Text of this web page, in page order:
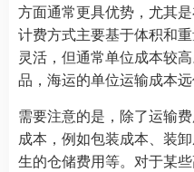
方面通常更具优势，尤其
计费方式主要基于体积和
灵活，但通常单位成本较
品，海运的单位运输成本远
需要注意的是，除了运输
成本，例如包装成本、装
生的仓储费用等。对于某